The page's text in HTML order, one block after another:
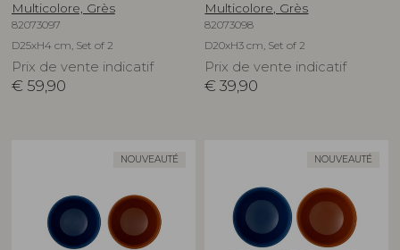
Multicolore, Grès
82073097
D25xH4 cm, Set of 2
Prix de vente indicatif
€ 59,90
Multicolore, Grès
82073098
D20xH3 cm, Set of 2
Prix de vente indicatif
€ 39,90
NOUVEAUTÉ NOUVEAUTÉ